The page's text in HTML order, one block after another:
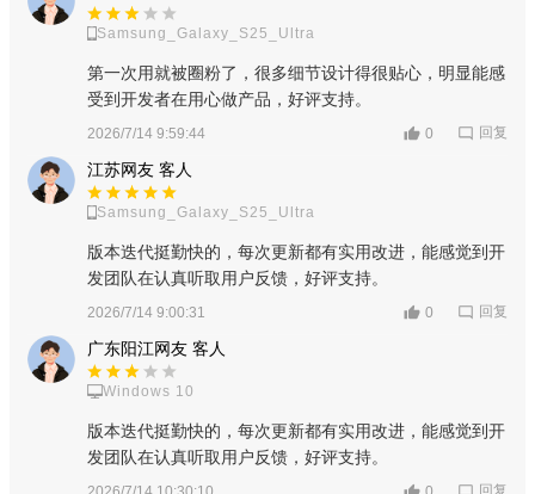
Samsung_Galaxy_S25_Ultra
第一次用就被圈粉了，很多细节设计得很贴心，明显能感
受到开发者在用心做产品，好评支持。
2026/7/14 9:59:44 0 回复
江苏网友 客人
Samsung_Galaxy_S25_Ultra
版本迭代挺勤快的，每次更新都有实用改进，能感觉到开
发团队在认真听取用户反馈，好评支持。
2026/7/14 9:00:31 0 回复
广东阳江网友 客人
Windows 10
版本迭代挺勤快的，每次更新都有实用改进，能感觉到开
发团队在认真听取用户反馈，好评支持。
回复